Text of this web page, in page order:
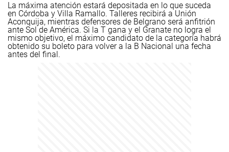
La máxima atención estará depositada en lo que suceda
en Córdoba y Villa Ramallo. Talleres recibirá a Unión
Aconquija, mientras defensores de Belgrano será anfitrión
ante Sol de América. Si la T gana y el Granate no logra el
mismo objetivo, el máximo candidato de la categoría habrá
obtenido su boleto para volver a la B Nacional una fecha
antes del final.